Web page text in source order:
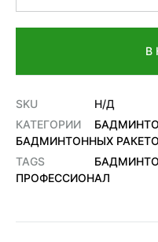
В
SKU
Н/Д
КАТЕГОРИИ
БАДМИНТОННЫХ
TAGS
ПРОФЕССИОНАЛ